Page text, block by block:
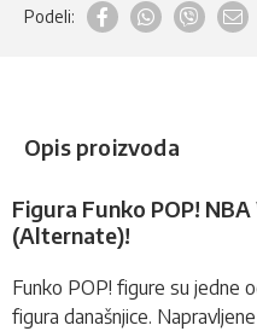
Podeli:
Opis proizvoda
Figura Funko POP!
(Alternate)!
Funko POP! figure su jedne
figura današnjice.